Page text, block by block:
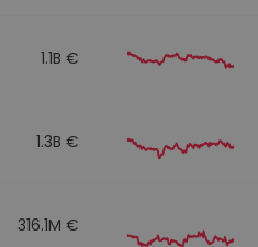
1.1B €
1.3B €
316.1M €